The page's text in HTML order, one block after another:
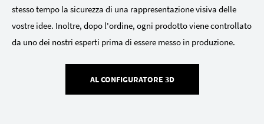
stesso tempo la sicurezza di una rappresentazione visiva delle
vostre idee. Inoltre, dopo l'ordine, ogni prodotto viene controllato
da uno dei nostri esperti prima di essere messo in produzione.
AL CONFIGURATORE 3D